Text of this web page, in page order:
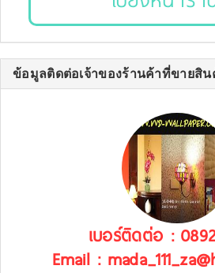
ข้อมูลติดต่อเจ้าของร้านค้าที่ขายสิ
เบอร์ติดต่อ :
Email :